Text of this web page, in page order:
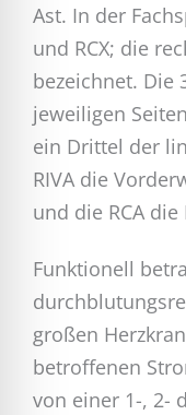
Ast. In der
und RCX; die
bezeichnet. Die
jeweiligen
ein Drittel der
RIVA die
und die RCA
Funktionell
großen
betroffenen
von einer 1-, 2-